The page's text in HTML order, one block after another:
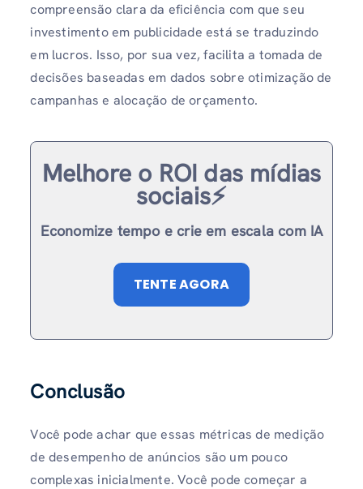
compreensão clara da eficiência com que seu
investimento em publicidade está se traduzindo
em lucros. Isso, por sua vez, facilita a tomada de
decisões baseadas em dados sobre otimização de
campanhas e alocação de orçamento.
Melhore o ROI das mídias
sociais⚡️
Economize tempo e crie em escala com IA
TENTE AGORA
Conclusão
Você pode achar que essas métricas de medição
de desempenho de anúncios são um pouco
complexas inicialmente. Você pode começar a